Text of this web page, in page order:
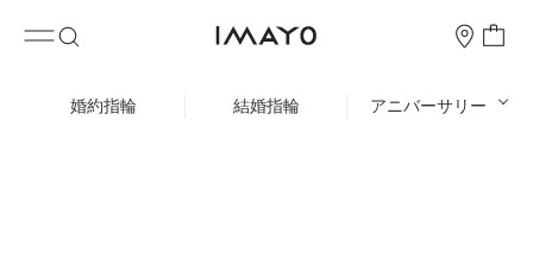
婚約指輪 結婚指輪 アニバーサリー